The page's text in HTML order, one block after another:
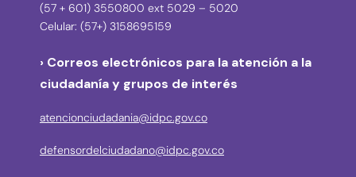
(57 + 601) 3550800 ext 5029 – 5020
Celular: (57+) 3158695159
› Correos electrónicos para la atención a la
ciudadanía y grupos de interés
atencionciudadania@idpc.gov.co
defensordelciudadano@idpc.gov.co